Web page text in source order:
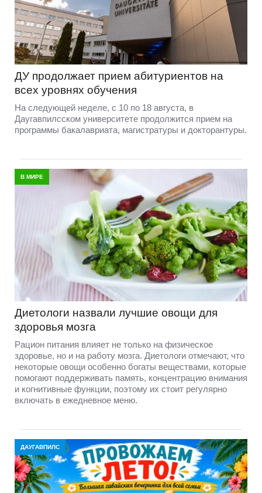
ДУ продолжает прием абитуриентов на
всех уровнях обучения
На следующей неделе, с 10 по 18 августа, в
Даугавпилсском университете продолжится прием на
программы бакалавриата, магистратуры и докторантуры.
В МИРЕ
Диетологи назвали лучшие овощи для
здоровья мозга
Рацион питания влияет не только на физическое
здоровье, но и на работу мозга. Диетологи отмечают, что
некоторые овощи особенно богаты веществами, которые
помогают поддерживать память, концентрацию внимания
и когнитивные функции, поэтому их стоит регулярно
включать в ежедневное меню.
ДАУГАВПИЛС